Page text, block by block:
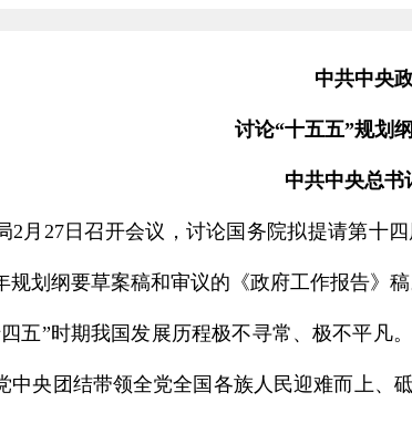
中共中央
讨论“十五五”规划
中共中央总书
2月27日召开会议，讨论国务院拟提请第十
规划纲要草案稿和审议的《政府工作报告》
五”时期我国发展历程极不寻常、极不平凡
中央团结带领全党全国各族人民迎难而上、